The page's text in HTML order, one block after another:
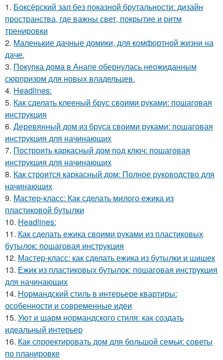
1. Боксёрский зал без показной брутальности: дизайн
пространства, где важны свет, покрытие и ритм
тренировки
2. Маленькие дачные домики, для комфортной жизни на
даче.
3. Покупка дома в Анапе обернулась неожиданным
сюрпризом для новых владельцев.
4. Headlines:
5. Как сделать клееный брус своими руками: пошаговая
инструкция
6. Деревянный дом из бруса своими руками: пошаговая
инструкция для начинающих
7. Построить каркасный дом под ключ: пошаговая
инструкция для начинающих
8. Как строится каркасный дом: Полное руководство для
начинающих
9. Мастер-класс: Как сделать милого ежика из
пластиковой бутылки
10. Headlines:
11. Как сделать ежика своими руками из пластиковых
бутылок: пошаговая инструкция
12. Мастер-класс: как сделать ежика из бутылки и шишек
13. Ежик из пластиковых бутылок: пошаговая инструкция
для начинающих
14. Нормандский стиль в интерьере квартиры:
особенности и современные идеи
15. Уют и шарм нормандского стиля: как создать
идеальный интерьер
16. Как спроектировать дом для большой семьи: советы
по планировке